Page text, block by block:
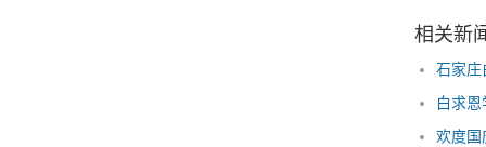
相关新
石家庄
白求